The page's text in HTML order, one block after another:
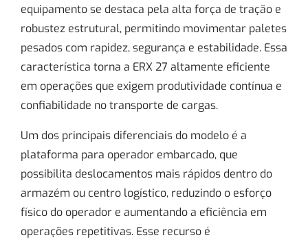
equipamento se destaca pela alta força de tração e
robustez estrutural, permitindo movimentar paletes
pesados com rapidez, segurança e estabilidade. Essa
característica torna a ERX 27 altamente eficiente
em operações que exigem produtividade contínua e
confiabilidade no transporte de cargas.
Um dos principais diferenciais do modelo é a
plataforma para operador embarcado, que
possibilita deslocamentos mais rápidos dentro do
armazém ou centro logístico, reduzindo o esforço
físico do operador e aumentando a eficiência em
operações repetitivas. Esse recurso é